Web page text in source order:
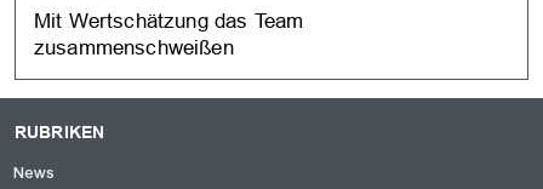
Mit Wertschätzung das Team
zusammenschweißen
RUBRIKEN
News